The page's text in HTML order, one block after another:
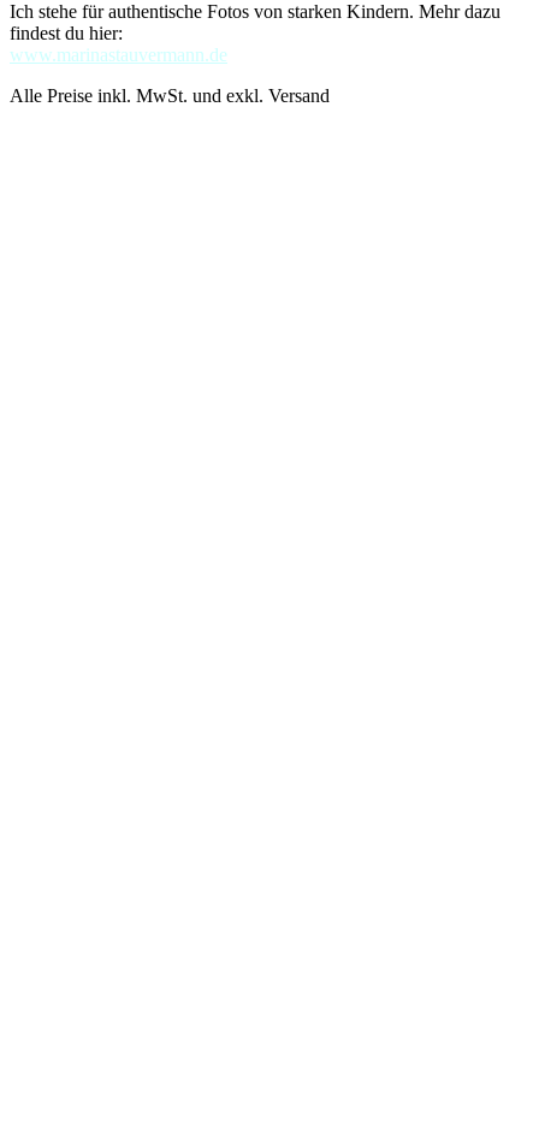
Ich stehe für authentische Fotos von starken Kindern. Mehr dazu
findest du hier:
www.marinastauvermann.de
Alle Preise inkl. MwSt. und exkl. Versand